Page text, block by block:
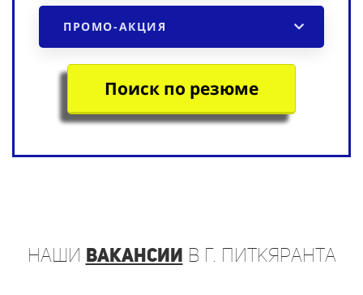
ПРОМО-АКЦИЯ
Поиск по резюме
наши вакансии в г. Питкяранта